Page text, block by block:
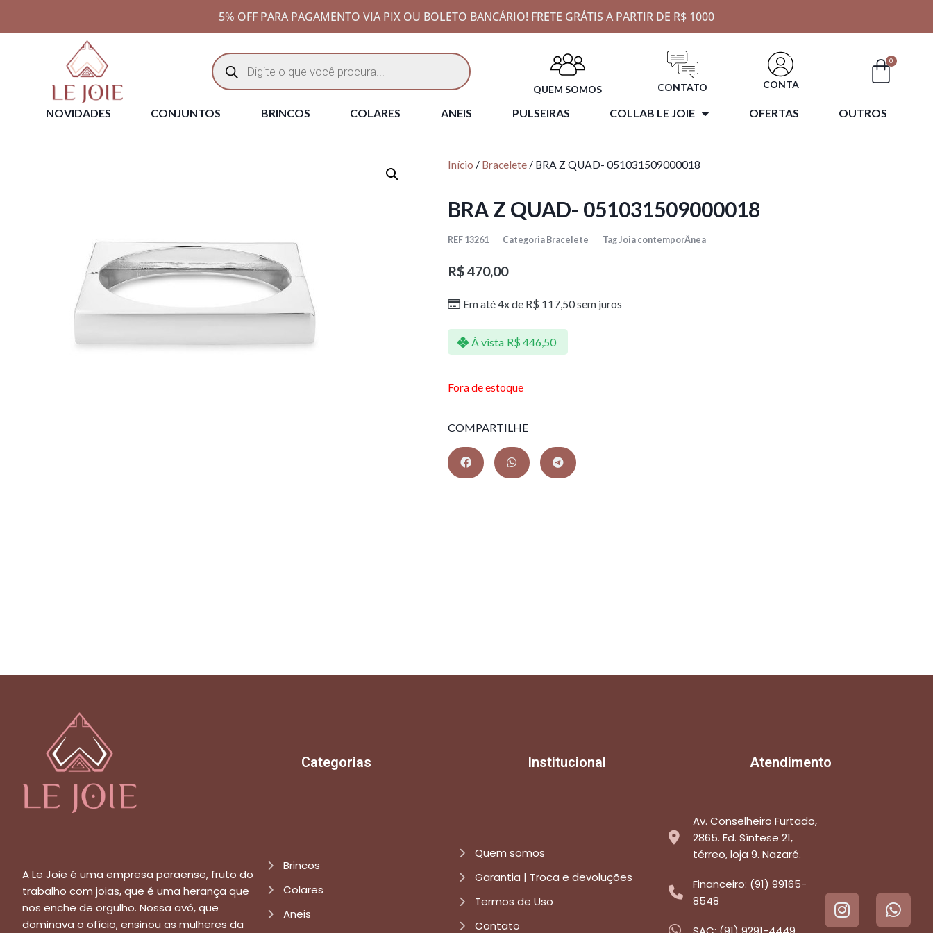
5% OFF PARA PAGAMENTO VIA PIX OU BOLETO BANCÁRIO! FRETE GRÁTIS A PARTIR DE R$ 1000
QUEM SOMOS CONTATO CONTA
0
NOVIDADES CONJUNTOS BRINCOS COLARES ANEIS PULSEIRAS COLLAB LE JOIE OFERTAS OUTROS
Início / Bracelete / BRA Z QUAD- 051031509000018
BRA Z QUAD- 051031509000018
REF 13261 Categoria Bracelete Tag Joia contemporÂnea
R$470,00
Em até 4x de R$ 117,50sem juros
À vista R$ 446,50
Fora de estoque
COMPARTILHE
Categorias Institucional Atendimento
A Le Joie é uma empresa paraense, fruto do
trabalho com joias, que é uma herança que
nos enche de orgulho. Nossa avó, que
dominava o ofício, ensinou as mulheres da
Brincos
Colares
Aneis
Quem somos
Garantia | Troca e devoluções
Termos de Uso
Contato
Av. Conselheiro Furtado,
2865. Ed. Síntese 21,
térreo, loja 9. Nazaré.
Financeiro: (91) 99165-
8548